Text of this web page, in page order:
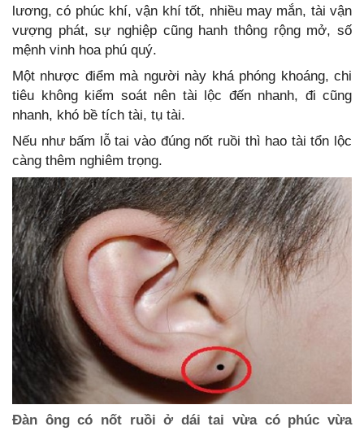
lương, có phúc khí, vận khí tốt, nhiều may mắn, tài vận
vượng phát, sự nghiệp cũng hanh thông rộng mở, số
mệnh vinh hoa phú quý.
Một nhược điểm mà người này khá phóng khoáng, chi
tiêu không kiểm soát nên tài lộc đến nhanh, đi cũng
nhanh, khó bề tích tài, tụ tài.
Nếu như bấm lỗ tai vào đúng nốt ruồi thì hao tài tổn lộc
càng thêm nghiêm trọng.
Đàn ông có nốt ruồi ở dái tai vừa có phúc vừa